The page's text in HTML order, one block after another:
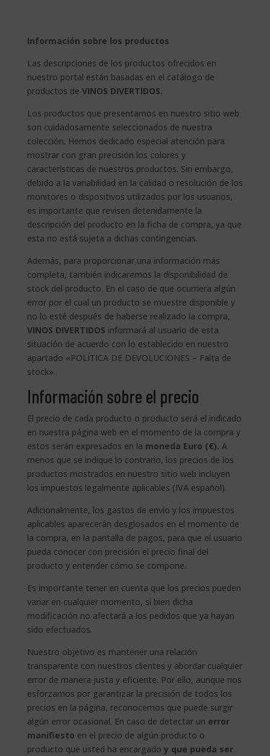
Información sobre los productos
Las descripciones de los productos ofrecidos en
nuestro portal están basadas en el catálogo de
productos de VINOS DIVERTIDOS.
Los productos que presentamos en nuestro sitio web
son cuidadosamente seleccionados de nuestra
colección. Hemos dedicado especial atención para
mostrar con gran precisión los colores y
características de nuestros productos. Sin embargo,
debido a la variabilidad en la calidad o resolución de los
monitores o dispositivos utilizados por los usuarios,
es importante que revisen detenidamente la
descripción del producto en la ficha de compra, ya que
esta no está sujeta a dichas contingencias.
Además, para proporcionar una información más
completa, también indicaremos la disponibilidad de
stock del producto. En el caso de que ocurriera algún
error por el cual un producto se muestre disponible y
no lo esté después de haberse realizado la compra,
VINOS DIVERTIDOS informará al usuario de esta
situación de acuerdo con lo establecido en nuestro
apartado «POLÍTICA DE DEVOLUCIONES – Falta de
stock».
Información sobre el precio
El precio de cada producto o producto será el indicado
en nuestra página web en el momento de la compra y
estos serán expresados en la moneda Euro (€). A
menos que se indique lo contrario, los precios de los
productos mostrados en nuestro sitio web incluyen
los impuestos legalmente aplicables (IVA español).
Adicionalmente, los gastos de envío y los impuestos
aplicables aparecerán desglosados en el momento de
la compra, en la pantalla de pagos, para que el usuario
pueda conocer con precisión el precio final del
producto y entender cómo se compone.
Es importante tener en cuenta que los precios pueden
variar en cualquier momento, si bien dicha
modificación no afectará a los pedidos que ya hayan
sido efectuados.
Nuestro objetivo es mantener una relación
transparente con nuestros clientes y abordar cualquier
error de manera justa y eficiente. Por ello, aunque nos
esforzamos por garantizar la precisión de todos los
precios en la página, reconocemos que puede surgir
algún error ocasional. En caso de detectar un error
manifiesto en el precio de algún producto o
producto que usted ha encargado y que pueda ser